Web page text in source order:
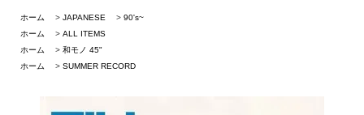
ホーム > JAPANESE > 90's~
ホーム
> ALL ITEMS
ホーム
> 和モノ 45"
ホーム
> SUMMER RECORD